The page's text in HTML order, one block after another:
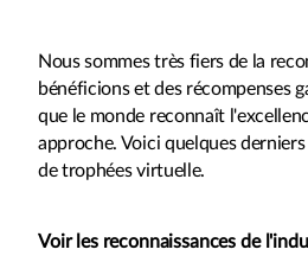
Nous sommes très fiers de la
bénéficions et des récompenses
que le monde reconnaît
approche. Voici quelques
de trophées virtuelle.
Voir les reconnaissances de